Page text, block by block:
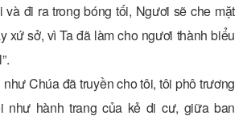
và đi ra trong bóng tối, Ngươi sẽ che mặt
xứ sở, vì Ta đã làm cho ngươi thành biểu
Chúa đã truyền cho tôi, tôi phô trương
như hành trang của kẻ di cư, giữa ban